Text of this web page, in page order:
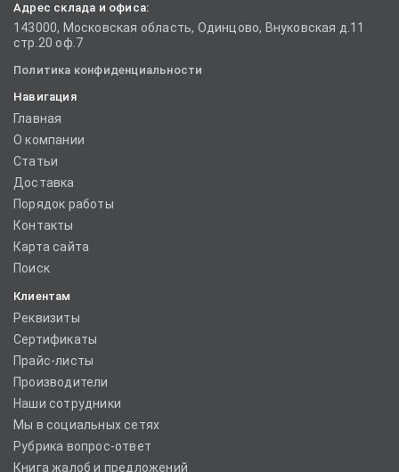
Адрес склада и офиса:
143000, Московская область, Одинцово, Внуковская д.11
стр.20 оф.7
Политика конфиденциальности
Навигация
Главная
О компании
Статьи
Доставка
Порядок работы
Контакты
Карта сайта
Поиск
Клиентам
Реквизиты
Сертификаты
Прайс-листы
Производители
Наши сотрудники
Мы в социальных сетях
Рубрика вопрос-ответ
Книга жалоб и предложений